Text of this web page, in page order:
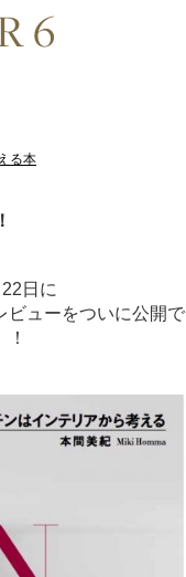
6
る本
日に
ビューをついに公開で